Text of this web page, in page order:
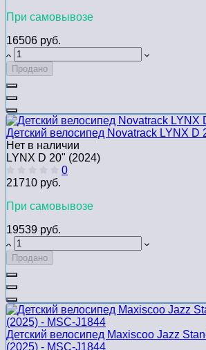
При самовывозе
16506 руб.
Продано
Детский велосипед Novatrack LYNX D
Нет в наличии
LYNX D 20" (2024)
0
21710 руб.
При самовывозе
19539 руб.
Продано
Детский велосипед Maxiscoo Jazz
(2025) - MSC-J1844